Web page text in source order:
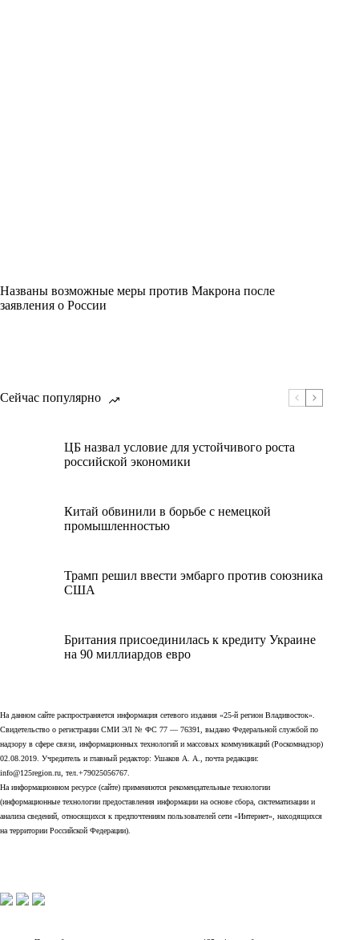
Названы возможные меры против Макрона после
заявления о России
Сейчас популярно
ЦБ назвал условие для устойчивого роста
российской экономики
Китай обвинили в борьбе с немецкой
промышленностью
Трамп решил ввести эмбарго против союзника
США
Британия присоединилась к кредиту Украине
на 90 миллиардов евро
На данном сайте распространяется информация сетевого издания «25-й регион Владивосток».
Свидетельство о регистрации СМИ ЭЛ № ФС 77 — 76391, выдано Федеральной службой по
надзору в сфере связи, информационных технологий и массовых коммуникаций (Роскомнадзор)
02.08.2019. Учредитель и главный редактор: Ушаков А. А., почта редакции:
info@125region.ru, тел.+79025056767.
На информационном ресурсе (сайте) применяются рекомендательные технологии
(информационные технологии предоставления информации на основе сбора, систематизации и
анализа сведений, относящихся к предпочтениям пользователей сети «Интернет», находящихся
на территории Российской Федерации).